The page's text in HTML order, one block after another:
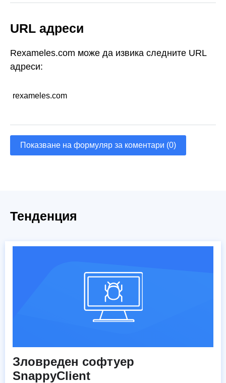
URL адреси
Rexameles.com може да извика следните URL
адреси:
rexameles.com
Показване на формуляр за коментари (0)
Тенденция
Зловреден софтуер
SnappyClient